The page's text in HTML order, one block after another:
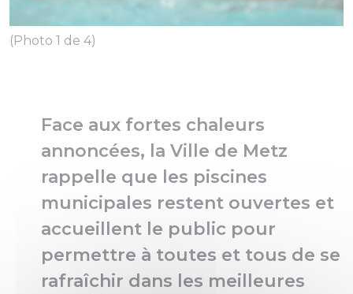
(Photo 1 de 4)
Face aux fortes chaleurs
annoncées, la Ville de Metz
rappelle que les piscines
municipales restent ouvertes et
accueillent le public pour
permettre à toutes et tous de se
rafraîchir dans les meilleures